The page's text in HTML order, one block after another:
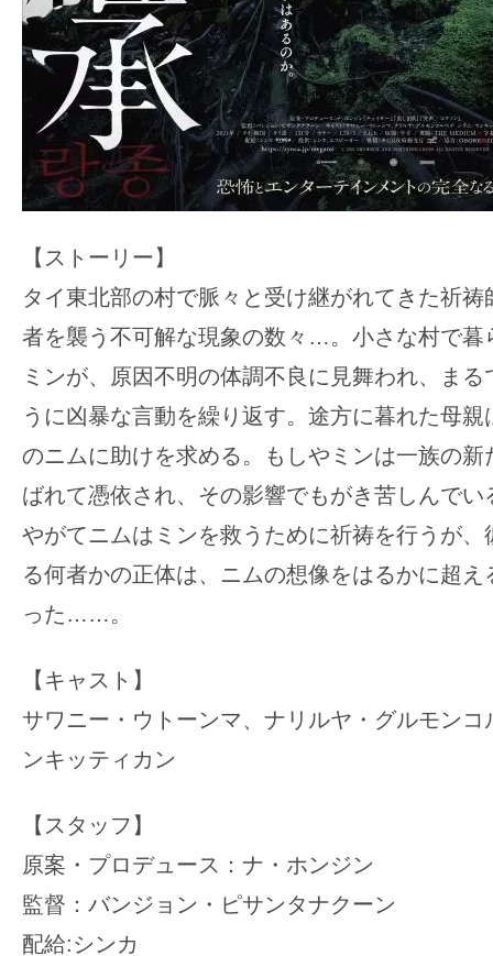
【ストーリー】
タイ東北部の村で脈々と受け継がれてきた祈
者を襲う不可解な現象の数々…。小さな村で暮
ミンが、原因不明の体調不良に見舞われ、ま
うに凶暴な言動を繰り返す。途方に暮れた母
のニムに助けを求める。もしやミンは一族の新
ばれて憑依され、その影響でもがき苦しんで
やがてニムはミンを救うために祈祷を行うが、
る何者かの正体は、ニムの想像をはるかに超
った……。
【キャスト】
サワニー・ウトーンマ、ナリルヤ・グルモン
ンキッティカン
【スタッフ】
原案・プロデュース：ナ・ホンジン
監督：バンジョン・ピサンタナクーン
配給:シンカ